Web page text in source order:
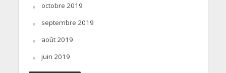
octobre 2019
septembre 2019
août 2019
juin 2019